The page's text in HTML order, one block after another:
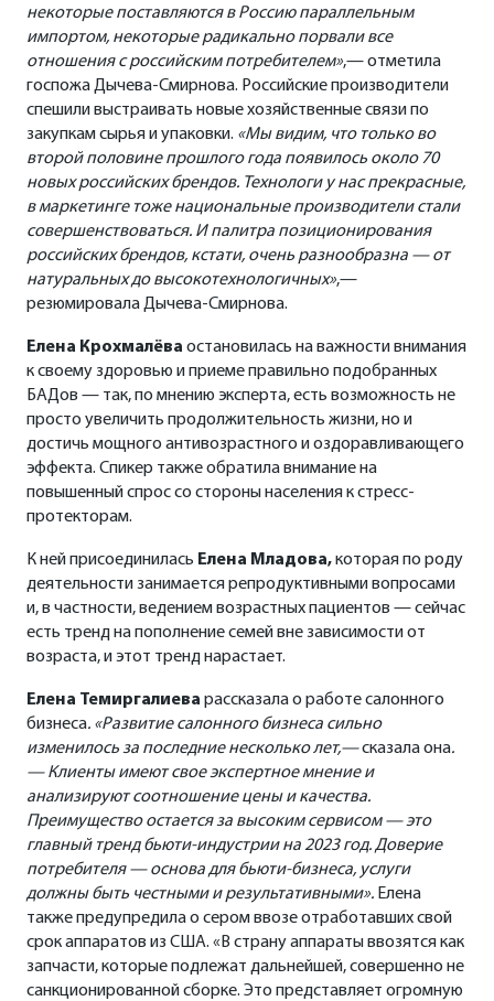
некоторые поставляются в Россию параллельным
импортом, некоторые радикально порвали все
отношения с российским потребителем»,— отметила
госпожа Дычева-Смирнова. Российские производители
спешили выстраивать новые хозяйственные связи по
закупкам сырья и упаковки. «Мы видим, что только во
второй половине прошлого года появилось около 70
новых российских брендов. Технологи у нас прекрасные,
в маркетинге тоже национальные производители стали
совершенствоваться. И палитра позиционирования
российских брендов, кстати, очень разнообразна — от
натуральных до высокотехнологичных»,—
резюмировала Дычева-Смирнова.
Елена Крохмалёва остановилась на важности внимания
к своему здоровью и приеме правильно подобранных
БАДов — так, по мнению эксперта, есть возможность не
просто увеличить продолжительность жизни, но и
достичь мощного антивозрастного и оздоравливающего
эффекта. Спикер также обратила внимание на
повышенный спрос со стороны населения к стресс-
протекторам.
К ней присоединилась Елена Младова,которая по роду
деятельности занимается репродуктивными вопросами
и, в частности, ведением возрастных пациентов — сейчас
есть тренд на пополнение семей вне зависимости от
возраста, и этот тренд нарастает.
Елена Темиргалиева рассказала о работе салонного
бизнеса. «Развитие салонного бизнеса сильно
изменилось за последние несколько лет,—сказала она.
— Клиенты имеют свое экспертное мнение и
анализируют соотношение цены и качества.
Преимущество остается за высоким сервисом — это
главный тренд бьюти-индустрии на 2023 год. Доверие
потребителя — основа для бьюти-бизнеса, услуги
должны быть честными и результативными». Елена
также предупредила о сером ввозе отработавших свой
срок аппаратов из США. «В страну аппараты ввозятся как
запчасти, которые подлежат дальнейшей, совершенно не
санкционированной сборке. Это представляет огромную